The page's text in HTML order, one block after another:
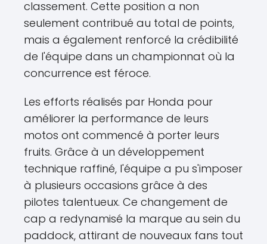
classement. Cette position a non
seulement contribué au total de points,
mais a également renforcé la crédibilité
de l'équipe dans un championnat où la
concurrence est féroce.
Les efforts réalisés par Honda pour
améliorer la performance de leurs
motos ont commencé à porter leurs
fruits. Grâce à un développement
technique raffiné, l'équipe a pu s'imposer
à plusieurs occasions grâce à des
pilotes talentueux. Ce changement de
cap a redynamisé la marque au sein du
paddock, attirant de nouveaux fans tout